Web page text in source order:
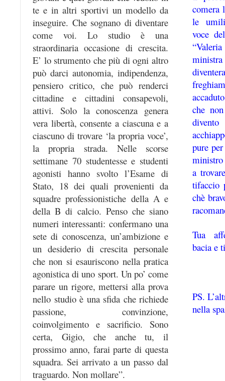
te e in altri sportivi un modello da
inseguire. Che sognano di diventare
come voi. Lo studio è una
straordinaria occasione di crescita.
E’ lo strumento che più di ogni altro
può darci autonomia, indipendenza,
pensiero critico, che può renderci
cittadine e cittadini consapevoli,
attivi. Solo la conoscenza genera
vera libertà, consente a ciascuna e a
ciascuno di trovare ‘la propria voce’,
la propria strada. Nelle scorse
settimane 70 studentesse e studenti
agonisti hanno svolto l’Esame di
Stato, 18 dei quali provenienti da
squadre professionistiche della A e
della B di calcio. Penso che siano
numeri interessanti: confermano una
sete di conoscenza, un’ambizione e
un desiderio di crescita personale
che non si esauriscono nella pratica
agonistica di uno sport. Un po’ come
parare un rigore, mettersi alla prova
nello studio è una sfida che richiede
passione, convinzione,
coinvolgimento e sacrificio. Sono
certa, Gigio, che anche tu, il
prossimo anno, farai parte di questa
squadra. Sei arrivato a un passo dal
traguardo. Non mollare”.
comera
le
voce
che
pure
a
tifaccio
chè
Tua
bacia e
PS.
nella